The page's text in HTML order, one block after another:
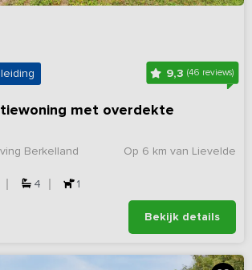
9,3 (46 reviews)
met overdekte
Op 6 km van Lievelde
Berkelland
4 1
Bekijk details